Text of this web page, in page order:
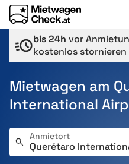
bis 24h vor
kostenlos stornieren
Mietwagen am
International
Anmietort